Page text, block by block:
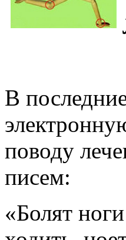
В
поводу
писем:
«Болят